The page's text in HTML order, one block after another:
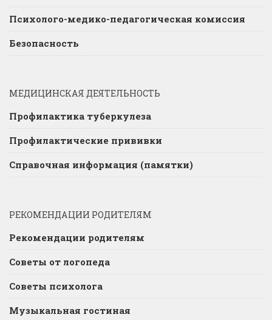
Психолого-медико-педагогическая комиссия
Безопасность
МЕДИЦИНСКАЯ ДЕЯТЕЛЬНОСТЬ
Профилактика туберкулеза
Профилактические прививки
Справочная информация (памятки)
РЕКОМЕНДАЦИИ РОДИТЕЛЯМ
Рекомендации родителям
Советы от логопеда
Советы психолога
Музыкальная гостиная